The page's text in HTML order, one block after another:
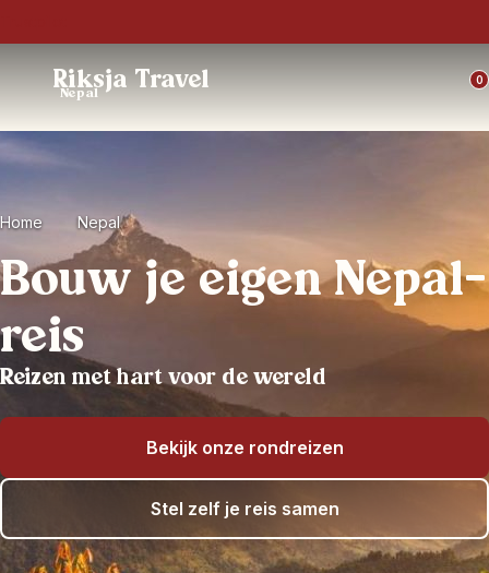
Riksja Travel
Nepal
0
Home Nepal
Bouw je eigen Nepal-
reis
Reizen met hart voor de wereld
Bekijk onze rondreizen
Stel zelf je reis samen